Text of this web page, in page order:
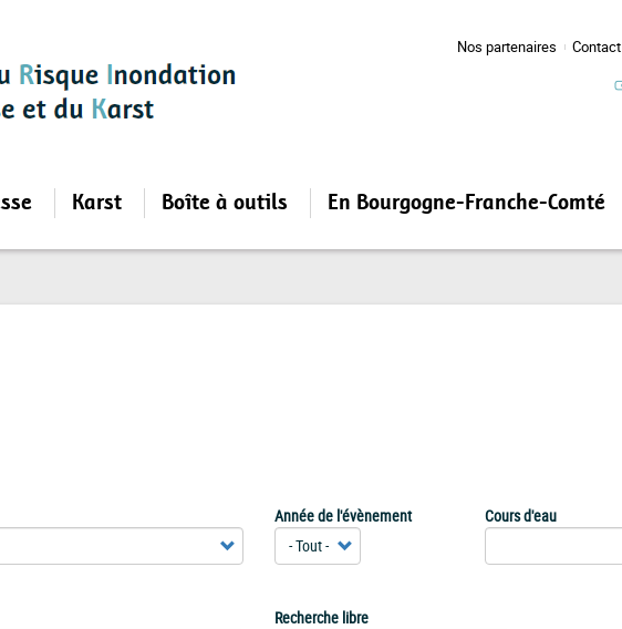
Nos partenaires Contact
Karst Boîte à outils En Bourgogne-Franche-Comté
Année de l'évènement Cours d'eau
Recherche libre